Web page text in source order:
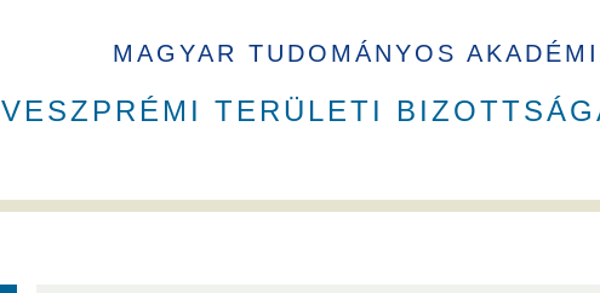
MAGYAR TUDOMÁNYOS
VESZPRÉMI TERÜLETI